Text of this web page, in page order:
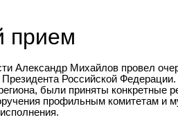
прием
Александр Михайлов провел
Российской
были приняты конкретные
профильным комитетам и